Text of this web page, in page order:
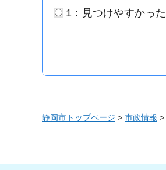
1：見つけやすかった
静岡市トップページ > 市政情報 >